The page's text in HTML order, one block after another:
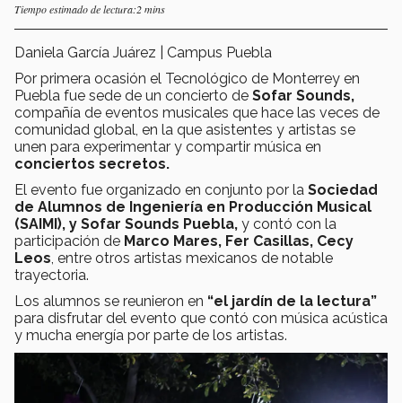
Tiempo estimado de lectura:2 mins
Daniela García Juárez | Campus Puebla
Por primera ocasión el Tecnológico de Monterrey en
Puebla fue sede de un concierto de Sofar Sounds,
compañía de eventos musicales que hace las veces de
comunidad global, en la que asistentes y artistas se
unen para experimentar y compartir música en
conciertos secretos.
El evento fue organizado en conjunto por la Sociedad
de Alumnos de Ingeniería en Producción Musical
(SAIMI), y Sofar Sounds Puebla, y contó con la
participación de Marco Mares, Fer Casillas, Cecy
Leos , entre otros artistas mexicanos de notable
trayectoria.
Los alumnos se reunieron en “el jardín de la lectura”
para disfrutar del evento que contó con música acústica
y mucha energía por parte de los artistas.